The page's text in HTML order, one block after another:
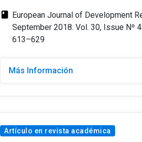
class
European Journal of Development
September 2018. Vol. 30, Issue Nº
613–629
Más Información
Artículo en revista académica